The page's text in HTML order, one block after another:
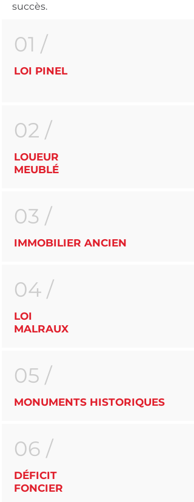
succès.
01 /
LOI PINEL
02 /
LOUEUR
MEUBLÉ
03 /
IMMOBILIER ANCIEN
04 /
LOI
MALRAUX
05 /
MONUMENTS HISTORIQUES
06 /
DÉFICIT
FONCIER